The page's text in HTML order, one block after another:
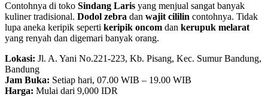
Contohnya di toko Sindang Laris yang menjual sangat banyak
kuliner tradisional. Dodol zebra dan wajit cililin contohnya. Tidak
lupa aneka keripik seperti keripik oncom dan kerupuk melarat
yang renyah dan digemari banyak orang.
Lokasi: Jl. A. Yani No.221-223, Kb. Pisang, Kec. Sumur Bandung,
Bandung
Jam Buka: Setiap hari, 07.00 WIB – 19.00 WIB
Harga: Mulai dari 9,000 IDR